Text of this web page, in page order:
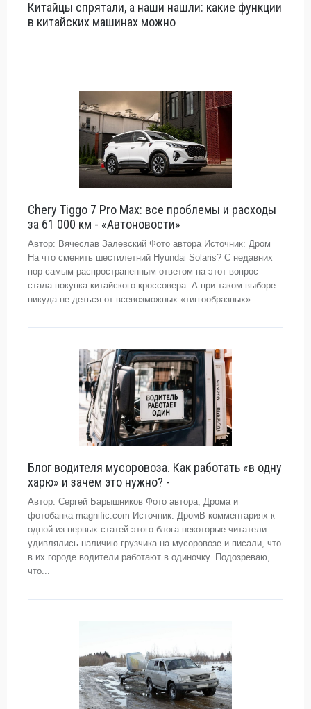
Китайцы спрятали, а наши нашли: какие функции
в китайских машинах можно
Chery Tiggo 7 Pro Max: все проблемы и расходы
за 61 000 км - «Автоновости»
Автор: Вячеслав Залевский Фото автора Источник: Дром
На что сменить шестилетний Hyundai Solaris? С недавних
пор самым распространенным ответом на этот вопрос
стала покупка китайского кроссовера. А при таком выборе
никуда не деться от всевозможных «тиггообразных»....
Блог водителя мусоровоза. Как работать «в одну
харю» и зачем это нужно? -
Автор: Сергей Барышников Фото автора, Дрома и
фотобанка magnific.com Источник: ДромВ комментариях к
одной из первых статей этого блога некоторые читатели
удивлялись наличию грузчика на мусоровозе и писали, что
в их городе водители работают в одиночку. Подозреваю,
что...